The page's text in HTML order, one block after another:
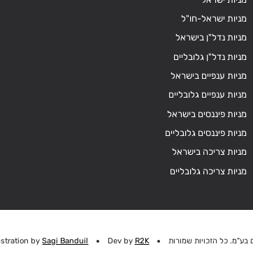
מניות ישראל-חו"ל
מניות נדל"ן בישראל
מניות נדל"ן גלובליים
מניות ענפיים בישראל
מניות ענפיים גלובליים
מניות פיננסים בישראל
מניות פיננסים גלובליים
מניות צריכה בישראל
מניות צריכה גלובליים
כל הזכויות שמורות Dev by R2K
bySagi Banduil